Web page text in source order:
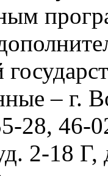
– г.
28, 46-
2-18 Г,